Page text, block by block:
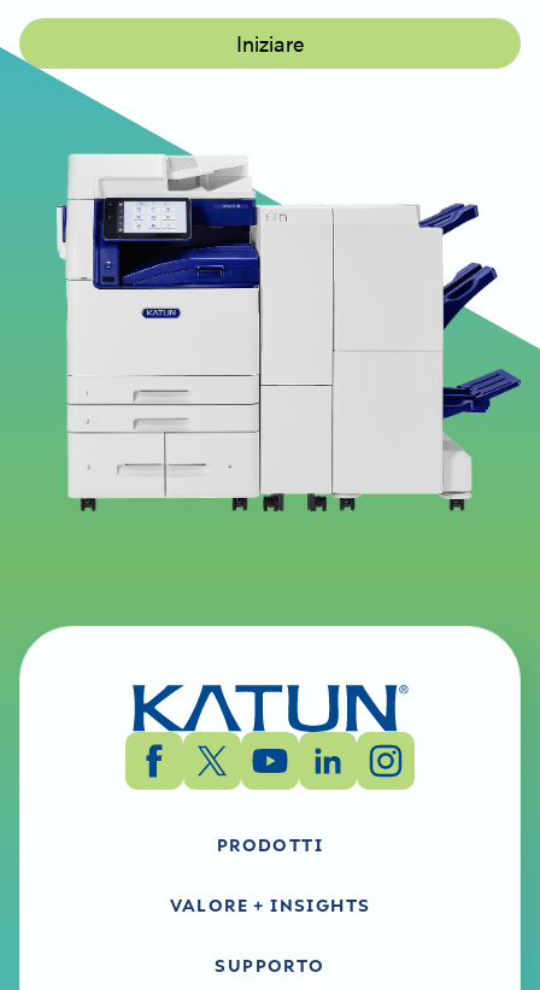
Iniziare
PRODOTTI
VALORE + INSIGHTS
SUPPORTO